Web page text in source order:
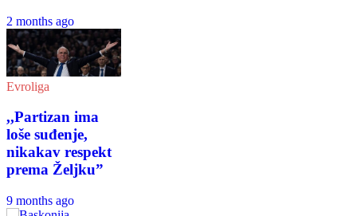
2 months ago
Evroliga
,,Partizan ima
loše suđenje,
nikakav respekt
prema Željku”
9 months ago